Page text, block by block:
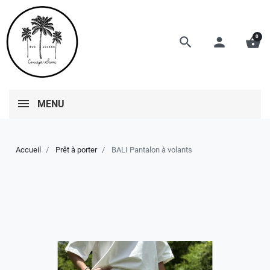
search person shopping_basket
0
MENU
Accueil Prêt à porter BALI Pantalon à volants